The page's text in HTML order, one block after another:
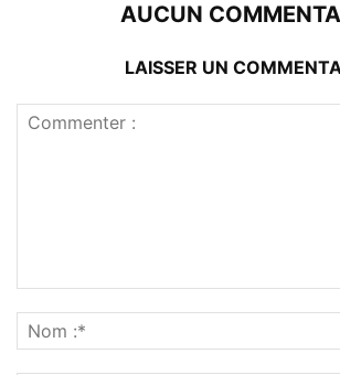
AUCUN
LAISSER UN